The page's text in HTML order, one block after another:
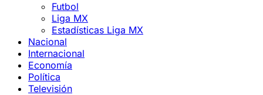
Futbol
Liga MX
Estadísticas Liga MX
Nacional
Internacional
Economía
Política
Televisión